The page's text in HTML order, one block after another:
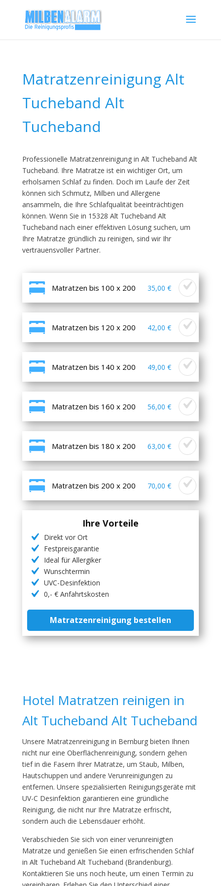
Matratzenreinigung Alt
Tucheband Alt
Tucheband
Professionelle Matratzenreinigung in Alt Tucheband Alt
Tucheband. Ihre Matratze ist ein wichtiger Ort, um
erholsamen Schlaf zu finden. Doch im Laufe der Zeit
können sich Schmutz, Milben und Allergene
ansammeln, die Ihre Schlafqualität beeinträchtigen
können. Wenn Sie in 15328 Alt Tucheband Alt
Tucheband nach einer effektiven Lösung suchen, um
Ihre Matratze gründlich zu reinigen, sind wir Ihr
vertrauensvoller Partner.
Matratzen bis 100 x 200 35,00 €
Matratzen bis 120 x 200 42,00 €
Matratzen bis 140 x 200 49,00 €
Matratzen bis 160 x 200 56,00 €
Matratzen bis 180 x 200 63,00 €
Matratzen bis 200 x 200 70,00 €
Ihre Vorteile
Direkt vor Ort
Festpreisgarantie
Ideal für Allergiker
Wunschtermin
UVC-Desinfektion
0,- € Anfahrtskosten
Matratzenreinigung bestellen
Hotel Matratzen reinigen in
Alt Tucheband Alt Tucheband
Unsere Matratzenreinigung in Bernburg bieten Ihnen
nicht nur eine Oberflächenreinigung, sondern gehen
tief in die Fasern Ihrer Matratze, um Staub, Milben,
Hautschuppen und andere Verunreinigungen zu
entfernen. Unsere spezialisierten Reinigungsgeräte mit
UV-C Desinfektion garantieren eine gründliche
Reinigung, die nicht nur Ihre Matratze erfrischt,
sondern auch die Lebensdauer erhöht.
Verabschieden Sie sich von einer verunreinigten
Matratze und genießen Sie einen erfrischenden Schlaf
in Alt Tucheband Alt Tucheband (Brandenburg).
Kontaktieren Sie uns noch heute, um einen Termin zu